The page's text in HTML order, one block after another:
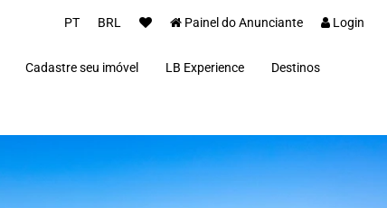
PT BRL Painel do Anunciante Login
Cadastre seu imóvel LB Experience Destinos
Angra dos Reis